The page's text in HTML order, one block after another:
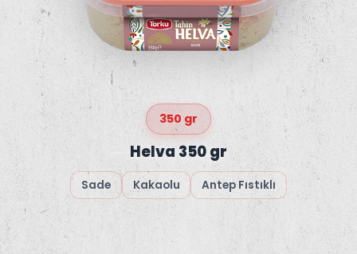
350 gr
Helva 350 gr
Sade Kakaolu Antep Fıstıklı